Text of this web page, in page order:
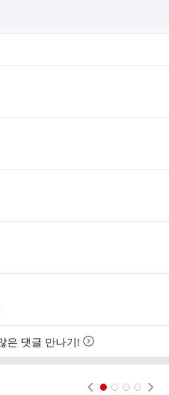
은 댓글 만나기!